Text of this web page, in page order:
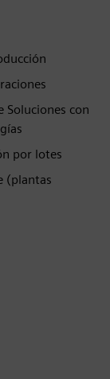
Soluciones con
por lotes
(plantas